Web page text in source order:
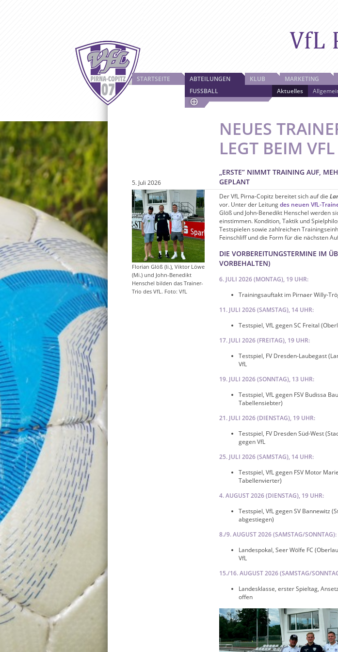
STARTSEITE
ABTEILUNGEN
FUSSBALL
Aktuelles
KLUB MARKETING
NEUES
LEGT BEIM
„ERSTE“ NIMMT TRAINING AUF,
GEPLANT
5. Juli 2026
Der VfL Pirna-Copitz bereitet sich auf die
vor. Unter der Leitungdes neuen VfL-
Glöß und John-Benedikt Henschel werden
einstimmen. Kondition, Taktik und
Testspielen sowie zahlreichen
Feinschliff und die Form für die nächsten
DIE VORBEREITUNGSTERMINE IM
VORBEHALTEN)
6. JULI 2026 (MONTAG), 19 UHR:
Trainingsauftakt im Pirnaer Willy-
11. JULI 2026 (SAMSTAG), 14 UHR:
Testspiel, VfL gegen SC Freital
17. JULI 2026 (FREITAG), 19 UHR:
Testspiel, FV Dresden-Laubegast
VfL
19. JULI 2026 (SONNTAG), 13 UHR:
Testspiel, VfL gegen FSV Budissa
Tabellensiebter)
21. JULI 2026 (DIENSTAG), 19 UHR:
Testspiel, FV Dresden Süd-West
gegen VfL
25. JULI 2026 (SAMSTAG), 14 UHR:
Testspiel, VfL gegen FSV Motor
Tabellenvierter)
4. AUGUST 2026 (DIENSTAG), 19 UHR:
Testspiel, VfL gegen SV Bannewitz
abgestiegen)
8./9. AUGUST 2026 (SAMSTAG/SONNTAG):
Landespokal, Seer Wölfe FC
VfL
15./16. AUGUST 2026 (SAMSTAG/
Landesklasse, erster Spieltag,
offen
Florian Glöß (li.), Viktor Löwe
(Mi.) und John-Benedikt
Henschel bilden das Trainer-
Trio des VfL. Foto: VfL